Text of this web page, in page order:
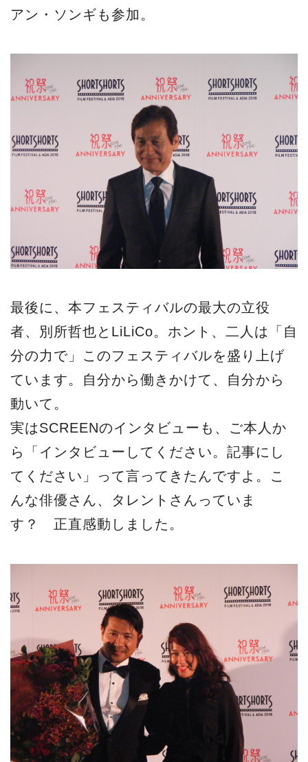
アン・ソンギも参加。
最後に、本フェスティバルの最大の立役
者、別所哲也とLiLiCo。ホント、二人は「自
分の力で」このフェスティバルを盛り上げ
ています。自分から働きかけて、自分から
動いて。
実はSCREENのインタビューも、ご本人か
ら「インタビューしてください。記事にし
てください」って言ってきたんですよ。こ
んな俳優さん、タレントさんっていま
す？ 正直感動しました。